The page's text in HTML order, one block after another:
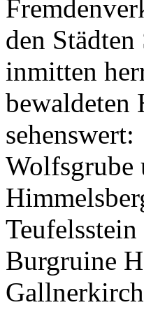
den
inmitten
bewaldeten
sehenswert:
Wolfsgrube
Burgruine